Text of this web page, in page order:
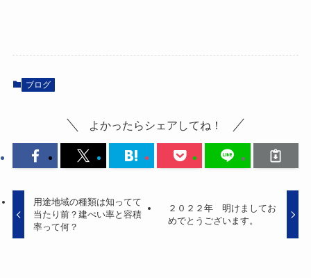
ブログ
よかったらシェアしてね！
用途地域の種類は知ってて
当たり前？建ぺい率と容積
率って何？
２０２２年 明けましてお
めでとうございます。